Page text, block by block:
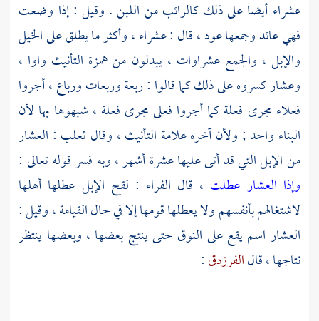
عشراء أيضا على ذلك كالرائب من اللبن . وقيل : إذا وضعت
فهي عائد وجمعها عود ، قال : عشراء ، وأكثر ما يطلق على الخيل
والإبل ، والجمع عشراوات ، يبدلون من همزة التأنيث واوا ،
وعشار كسروه على ذلك كما قالوا : ربعة وربعات ورباع ، أجروا
فعلاء مجرى فعلة كما أجروا فعلى مجرى فعلة ، شبهوها بها لأن
البناء واحد ; ولأن آخره علامة التأنيث ، وقالثعلب : العشار
من الإبل التي قد أتى عليها عشرة أشهر ، وبه فسر قوله تعالى :
وإذا العشار عطلت ، قال الفراء : لقح الإبل عطلها أهلها
لاشتغالهم بأنفسهم ولا يعطلها قومها إلا في حال القيامة ، وقيل :
العشار اسم يقع على النوق حتى ينتج بعضها ، وبعضها ينتظر
نتاجها ، قالالفرزدق: